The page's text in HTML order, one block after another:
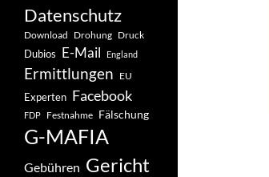
Datenschutz
Download Drohung Druck
Dubios E-Mail England
Ermittlungen EU
Experten Facebook
FDP Festnahme Fälschung
G-MAFIA
Gebühren Gericht